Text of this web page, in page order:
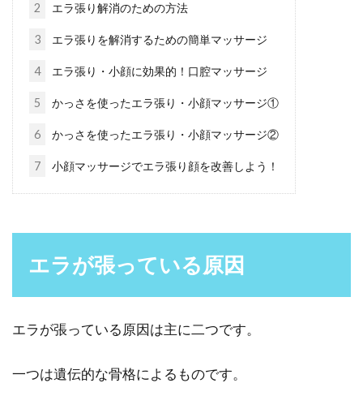
足の臭いが靴下について取れない！
洗濯の仕方で臭いをなくす
きちんと洗濯しているのに、靴下から嫌な臭い
がしてしまうことはありませんか。一日履いた
靴下が強烈に...
の人がどのよ...
2 エラ張り解消のための方法
3 エラ張りを解消するための簡単マッサージ
4 エラ張り・小顔に効果的！口腔マッサージ
5 かっさを使ったエラ張り・小顔マッサージ①
6 かっさを使ったエラ張り・小顔マッサージ②
7 小顔マッサージでエラ張り顔を改善しよう！
エラが張っている原因
エラが張っている原因は主に二つです。
一つは遺伝的な骨格によるものです。